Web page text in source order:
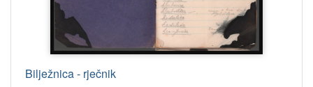
Bilježnica - rječnik